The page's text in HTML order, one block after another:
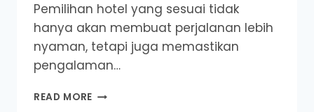
Pemilihan hotel yang sesuai tidak
hanya akan membuat perjalanan lebih
nyaman, tetapi juga memastikan
pengalaman…
READ MORE 5